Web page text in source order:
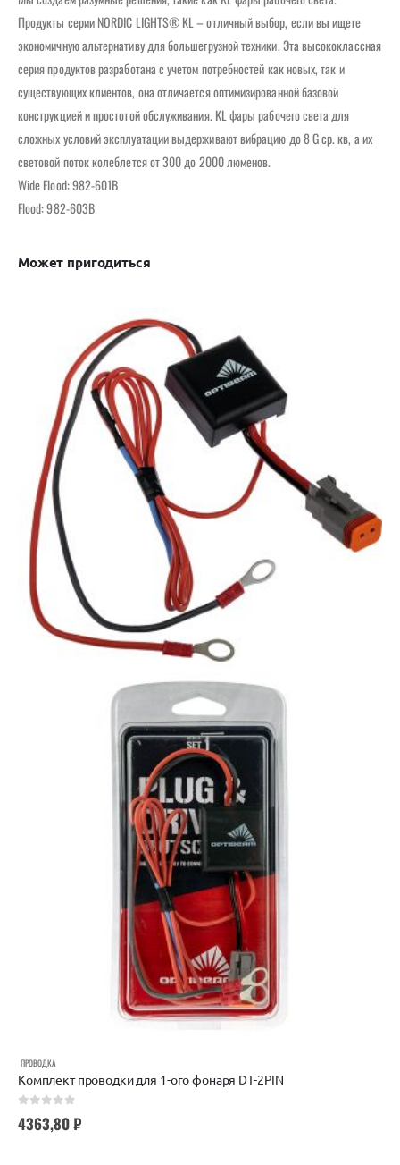
Продукты серии NORDIC LIGHTS® KL – отличный выбор, если вы ищете
экономичную альтернативу для большегрузной техники. Эта высококлассная
серия продуктов разработана с учетом потребностей как новых, так и
существующих клиентов, она отличается оптимизированной базовой
конструкцией и простотой обслуживания. KL фары рабочего света для
сложных условий эксплуатации выдерживают вибрацию до 8 G ср. кв, а их
световой поток колеблется от 300 до 2000 люменов.
Wide Flood: 982-601B
Flood: 982-603B
Может пригодиться
ПРОВОДКА
Комплект проводки для 1-ого фонаря DT-2PIN
4363,80₽